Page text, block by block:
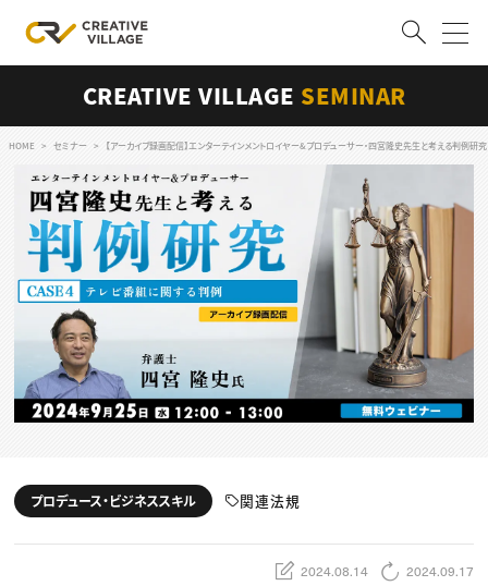
ログイン 会員登録
RECRUIT
クリエイター求人を探す
CREATIVE JOB求人検索
特集求人
採用説明会
転職支援サービス
CONTENTS
スキルアップしたい！
動画配信・映像制作
編集・ライティング
ディレクション
TOP Creator’s コラム トップ
Webクリエイター
ゲームクリエイター
セミナー
CREATIVE VILLAGE SEMINAR
HOME セミナー 【アーカイブ録画配信】エンターテインメントロイヤー&プロデューサー・四宮隆史先生と考える判例研
プロデュース・ビジネススキル 関連法規
2024.08.14 2024.09.17